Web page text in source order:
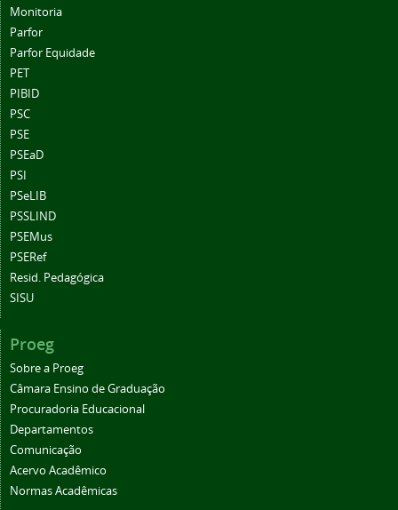
Monitoria
Parfor
Parfor Equidade
PET
PIBID
PSC
PSE
PSEaD
PSI
PSeLIB
PSSLIND
PSEMus
PSERef
Resid. Pedagógica
SISU
Proeg
Sobre a Proeg
Câmara Ensino de Graduação
Procuradoria Educacional
Departamentos
Comunicação
Acervo Acadêmico
Normas Acadêmicas